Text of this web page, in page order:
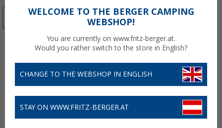
WELCOME TO THE BERGER CAMPING
WEBSHOP!
You are currently on www.fritz-berger.at.
Would you rather switch to the store in English?
CHANGE TO THE WEBSHOP IN ENGLISH
STAY ON WWW.FRITZ-BERGER.AT